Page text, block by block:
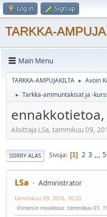
Log in Sign up
TARKKA-
Main Menu
TARKKA-AMPUJAKILTA ► Avoin
► Tarkka-ammuntakisat ja -
Aloittaja LSa, tammikuu 09,
SIIRRY ALAS Sivuja 1 2 3 ... 5
LSa Administrator
tammikuu 09, 2016, 16:20
Viimeisin muokkaus: tammikuu 01,